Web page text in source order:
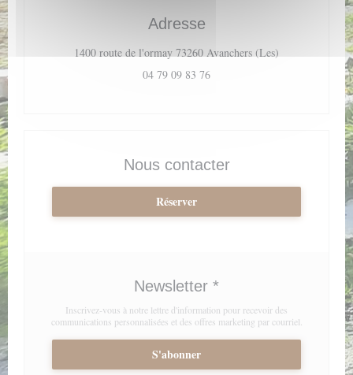
Adresse
1400 route de l'ormay 73260 Avanchers (Les) ((ouvre une
04 79 09 83 76
Nous contacter
Réserver
Newsletter *
Inscrivez-vous à notre lettre d'information pour recevoir des
communications personnalisées et des offres marketing par courriel.
S'abonner